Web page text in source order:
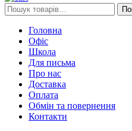
Пошук:
Головна
Офіс
Школа
Для письма
Про нас
Доставка
Оплата
Обмін та повернення
Контакти